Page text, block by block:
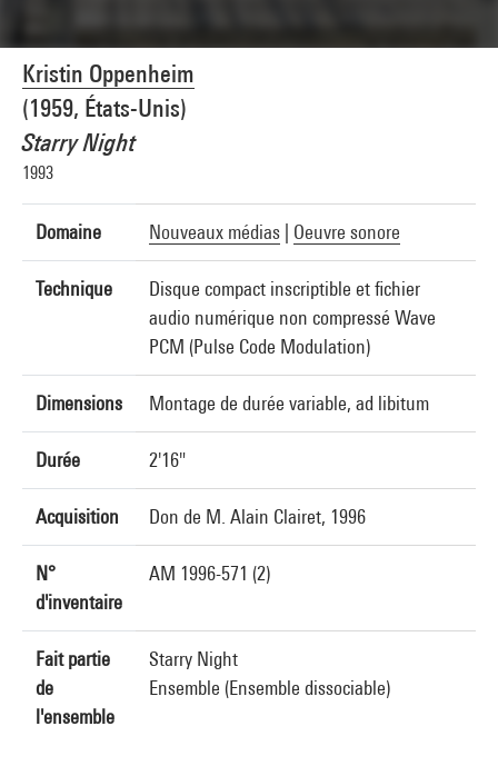
Kristin Oppenheim
(1959, États-Unis)
Starry Night
1993
Domaine Nouveaux médias Oeuvre sonore
Technique
Disque compact inscriptible et fichier
audio numérique non compressé Wave
PCM (Pulse Code Modulation)
Dimensions Montage de durée variable, ad libitum
Durée 2'16"
Acquisition Don de M. Alain Clairet, 1996
N°
d'inventaire
AM 1996-571 (2)
Fait partie
de
l'ensemble
Starry Night
Ensemble (Ensemble dissociable)